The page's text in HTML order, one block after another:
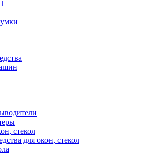
стекол
для окон, стекол